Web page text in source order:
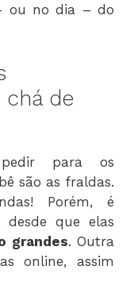
ou no dia – do
de
para os
são as fraldas.
Porém, é
desde que elas
grandes. Outra
online, assim